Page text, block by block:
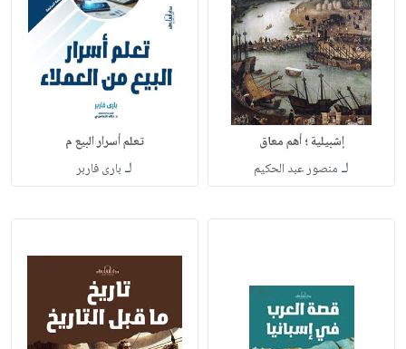
إشبيلية ؛ أهم معاق
لـ منصور عبد الحكيم
تعلم أسرار البيع م
لـ بارى فاربر